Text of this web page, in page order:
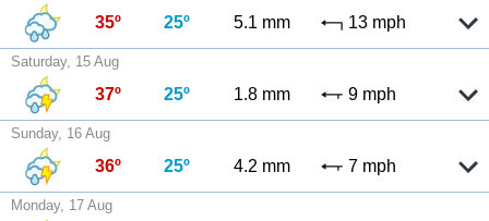
35º 25º 5.1 mm 13 mph
Saturday, 15 Aug
37º 25º 1.8 mm 9 mph
Sunday, 16 Aug
36º 25º 4.2 mm 7 mph
Monday, 17 Aug